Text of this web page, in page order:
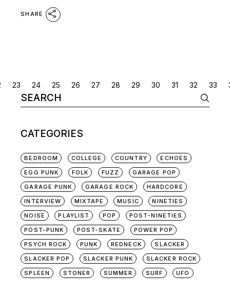
SHARE
POSTS
NAVIGATION
23 24 25 26 27 28 29 30 31 32 33
Search
for:
CATEGORIES
BEDROOM COLLEGE COUNTRY
ECHOES
EGG PUNK
FOLK FUZZ
GARAGE POP
GARAGE PUNK
GARAGE ROCK
HARDCORE
INTERVIEW
MIXTAPE MUSIC
NINETIES
NOISE
PLAYLIST POP
POST-NINETIES
POST-PUNK
POST-SKATE
POWER POP
PSYCH ROCK
PUNK REDNECK
SLACKER
SLACKER POP
SLACKER PUNK
SLACKER ROCK
SPLEEN
STONER SUMMER SURF UFO